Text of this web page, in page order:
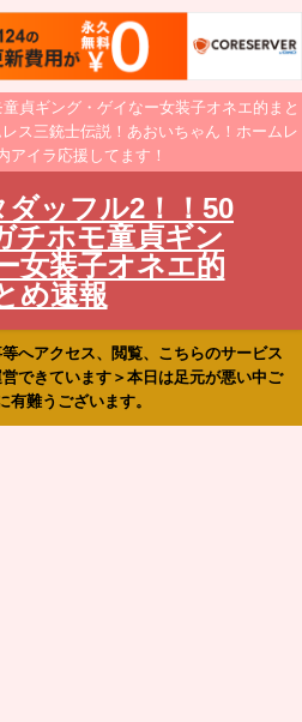
貞ギング・ゲイなー女装子オネエ的まと
ス三銃士伝説！あおいちゃん！ホームレ
アイラ応援してます！
ダッフル2！！50
チホモ童貞ギン
女装子オネエ的
め速報
へアクセス、閲覧、こちらのサービス
できています＞本日は足元が悪い中ご
有難うございます。